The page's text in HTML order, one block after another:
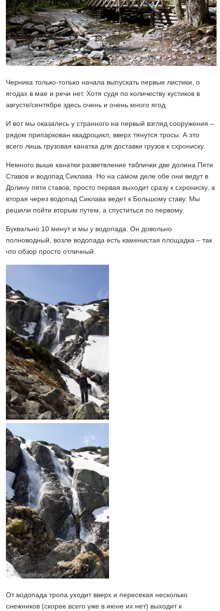
Черника только-только начала выпускать первые листики, о
ягодах в мае и речи нет. Хотя судя по количеству кустиков в
августе/сентябре здесь очень и очень много ягод.
И вот мы оказались у странного на первый взгляд сооружения –
рядом припаркован квадроцикл, вверх тянутся тросы. А это
всего лишь грузовая канатка для доставки грузов к схрониску.
Немного выше канатки разветвление таблички две долина Пяти
Ставов и водопад Сиклава. Но на самом деле обе они ведут в
Долину пяти ставов, просто первая выходит сразу к схрониску, а
вторая через водопад Сиклава ведет к Большому ставу. Мы
решили пойти вторым путем, а спуститься по первому.
Буквально 10 минут и мы у водопада. Он довольно
полноводный, возле водопада есть каменистая площадка – так
что обзор просто отличный.
От водопада тропа уходит вверх и пересекая несколько
снежников (скорее всего уже в июне их нет) выходит к